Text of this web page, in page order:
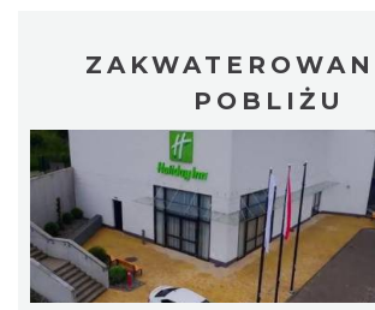
POBLIŻU